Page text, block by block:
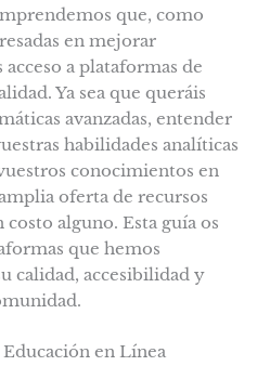
que, como
en mejorar
a plataformas de
Ya sea que queráis
avanzadas, entender
habilidades analíticas
conocimientos en
oferta de recursos
alguno. Esta guía os
que hemos
calidad, accesibilidad y
en Línea